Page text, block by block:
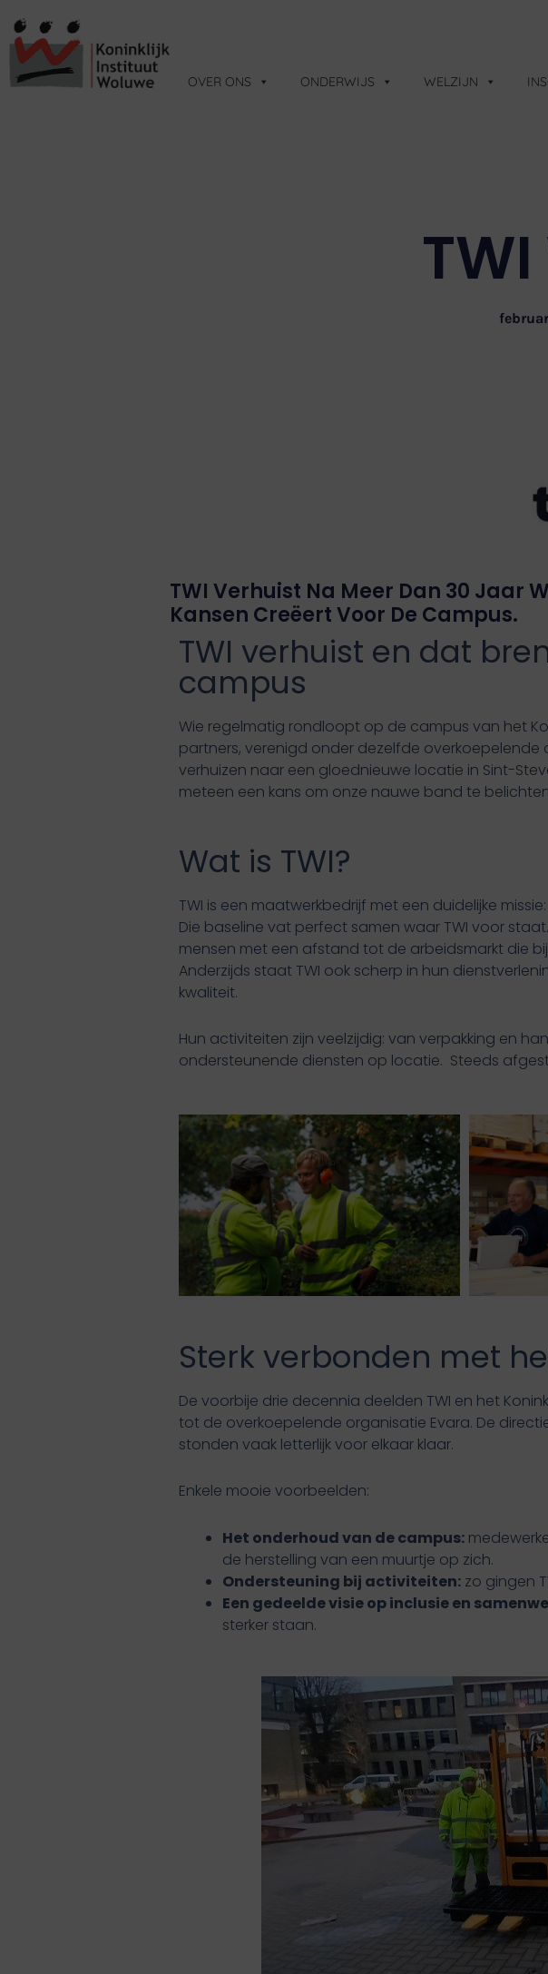
OVER ONS ONDERWIJS WELZIJN
TWI Verhuist Na Meer Dan 30 Jaar
Kansen Creëert Voor De Campus.
TWI verhuist en dat
campus
Wie regelmatig rondloopt op de campus van het
partners, verenigd onder dezelfde overkoepelende
verhuizen naar een gloednieuwe locatie in Sint-
meteen een kans om onze nauwe band te
Wat is TWI?
TWI is een maatwerkbedrijf met een duidelijke missie:
Die baseline vat perfect samen waar TWI voor
mensen met een afstand tot de arbeidsmarkt die
Anderzijds staat TWI ook scherp in hun
kwaliteit.
Hun activiteiten zijn veelzijdig: van verpakking en
ondersteunende diensten op locatie. Steeds
Sterk verbonden met
De voorbije drie decennia deelden TWI en het
tot de overkoepelende organisatie Evara. De
stonden vaak letterlijk voor elkaar klaar.
Enkele mooie voorbeelden:
Het onderhoud van de campus:
de herstelling van een muurtje op zich.
Ondersteuning bij activiteiten: zo gingen
Een gedeelde visie op inclusie en
sterker staan.